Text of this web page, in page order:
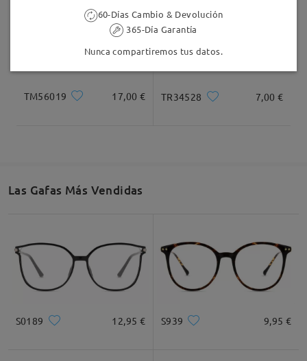
TM56019 17,00 € TR34528 7,00 €
Las Gafas Más Vendidas
S0189 12,95 € S939 9,95 €
60-Días Cambio & Devolución
365-Día Garantía
Nunca compartiremos tus datos.